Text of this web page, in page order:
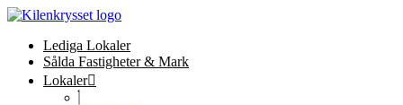
Lediga Lokaler
Sålda Fastigheter & Mark
Lokaler